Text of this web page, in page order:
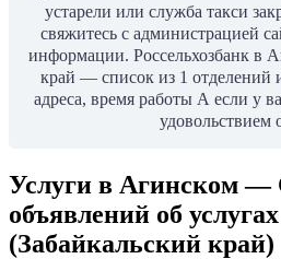
устарели или служба такси
свяжитесь с администрацией
информации. Россельхозбанк в
край — список из 1 отделений
адреса, время работы А если у
удовольствием
Услуги в Агинском —
объявлений об
(Забайкальский край)